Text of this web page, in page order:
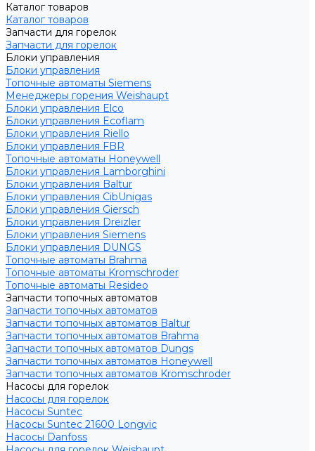
Каталог товаров
Каталог товаров
Запчасти для горелок
Запчасти для горелок
Блоки управления
Блоки управления
Топочные автоматы Siemens
Менеджеры горения Weishaupt
Блоки управления Elco
Блоки управления Ecoflam
Блоки управления Riello
Блоки управления FBR
Топочные автоматы Honeywell
Блоки управления Lamborghini
Блоки управления Baltur
Блоки управления CibUnigas
Блоки управления Giersch
Блоки управления Dreizler
Блоки управления Siemens
Блоки управления DUNGS
Топочные автоматы Brahma
Топочные автоматы Kromschroder
Топочные автоматы Resideo
Запчасти топочных автоматов
Запчасти топочных автоматов
Запчасти топочных автоматов Baltur
Запчасти топочных автоматов Brahma
Запчасти топочных автоматов Dungs
Запчасти топочных автоматов Honeywell
Запчасти топочных автоматов Kromschroder
Насосы для горелок
Насосы для горелок
Насосы Suntec
Насосы Suntec 21600 Longvic
Насосы Danfoss